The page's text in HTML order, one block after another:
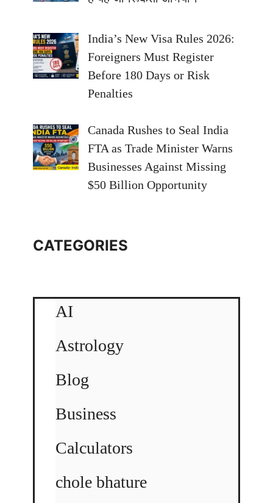
India’s New Visa Rules 2026:
Foreigners Must Register
Before 180 Days or Risk
Penalties
Canada Rushes to Seal India
FTA as Trade Minister Warns
Businesses Against Missing
$50 Billion Opportunity
CATEGORIES
AI
Astrology
Blog
Business
Calculators
chole bhature